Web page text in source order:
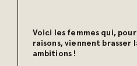
Voici les femmes qui,
raisons, viennent brasser
ambitions !